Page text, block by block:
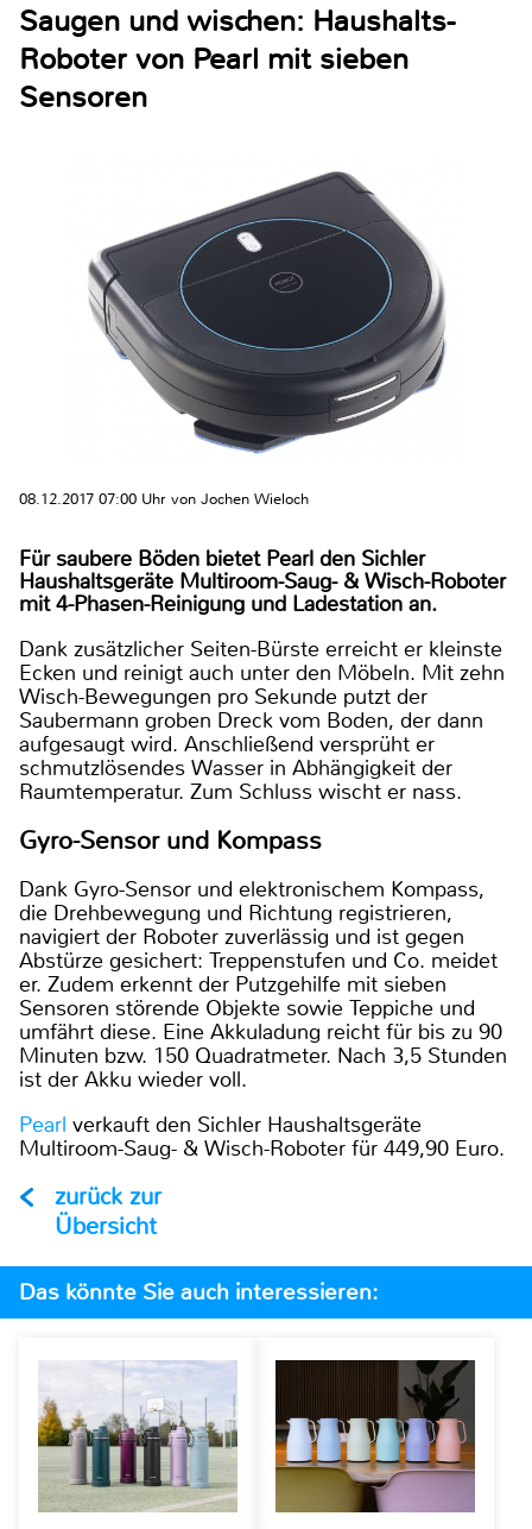
Saugen und wischen: Haushalts-
Roboter von Pearl mit sieben
Sensoren
08.12.2017 07:00 Uhr von Jochen Wieloch
Für saubere Böden bietet Pearl den Sichler
Haushaltsgeräte Multiroom-Saug- & Wisch-Roboter
mit 4-Phasen-Reinigung und Ladestation an.
Dank zusätzlicher Seiten-Bürste erreicht er kleinste
Ecken und reinigt auch unter den Möbeln. Mit zehn
Wisch-Bewegungen pro Sekunde putzt der
Saubermann groben Dreck vom Boden, der dann
aufgesaugt wird. Anschließend versprüht er
schmutzlösendes Wasser in Abhängigkeit der
Raumtemperatur. Zum Schluss wischt er nass.
Gyro-Sensor und Kompass
Dank Gyro-Sensor und elektronischem Kompass,
die Drehbewegung und Richtung registrieren,
navigiert der Roboter zuverlässig und ist gegen
Abstürze gesichert: Treppenstufen und Co. meidet
er. Zudem erkennt der Putzgehilfe mit sieben
Sensoren störende Objekte sowie Teppiche und
umfährt diese. Eine Akkuladung reicht für bis zu 90
Minuten bzw. 150 Quadratmeter. Nach 3,5 Stunden
ist der Akku wieder voll.
Pearl verkauft den Sichler Haushaltsgeräte
Multiroom-Saug- & Wisch-Roboter für 449,90 Euro.
zurück zur
Übersicht
Das könnte Sie auch interessieren: